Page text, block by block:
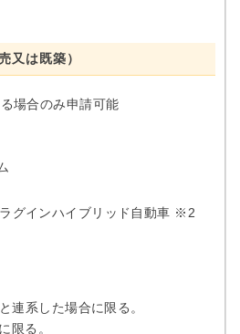
又は既築）
場合のみ申請可能
グインハイブリッド自動車 ※2
連系した場合に限る。
限る。